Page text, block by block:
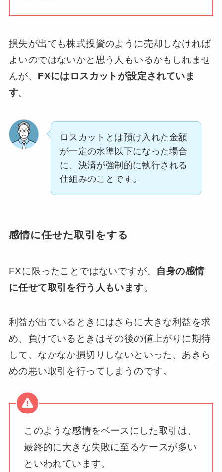
損失が出ても株式投資のように売却しなければ
よいのではないかと思う人もいるかもしれませ
んが、 FXにはロスカットが設定されていま
す。
ロスカットとは預け入れた金額
が一定の水準以下になった場合
に、決済が強制的に執行される
仕組みのことです。
感情に任せた取引をする
FXに限ったことではないですが、 自身の感情
に任せて取引を行う人もいます。
利益が出ているときにはさらに大きな利益を求
め、負けているときはその後の値上がりに期待
して、なかなか損切りしないといった、あきら
めの悪い取引を行ってしまうのです。
このような感情をベースにした取引は、
最終的に大きな失敗に至るケースが多い
といわれています。